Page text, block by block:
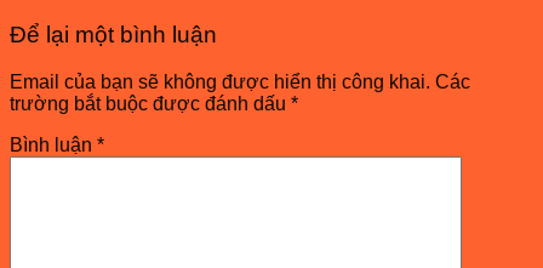
Để lại một bình luận
Email của bạn sẽ không được hiển thị công khai. Các
trường bắt buộc được đánh dấu *
Bình luận *